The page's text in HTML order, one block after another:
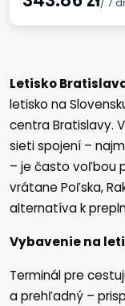
/ 7
Letisko
letisko na
centra Bratislavy.
sieti spojení –
– je často voľbou
vrátane Poľska,
alternatíva k
Vybavenie na
Terminál pre
a prehľadný –